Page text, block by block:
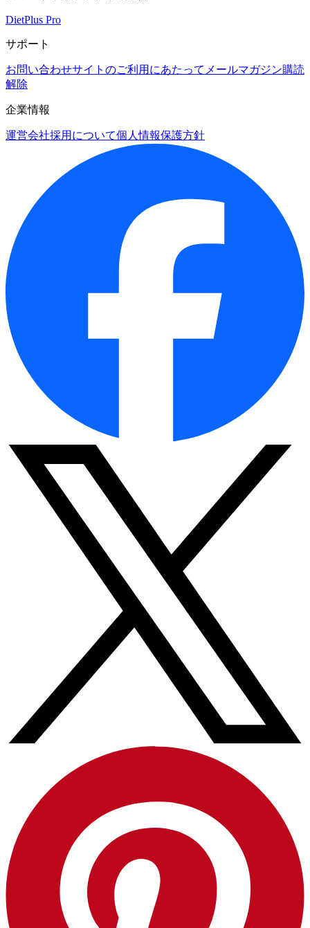
DietPlus Pro
サポート
お問い合わせサイトのご利用にあたって メールマガジン購読
解除
企業情報
運営会社採用について個人情報保護方針